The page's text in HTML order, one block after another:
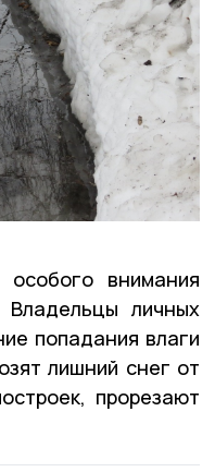
внимания
личных
попадания влаги
лишний снег от
прорезают